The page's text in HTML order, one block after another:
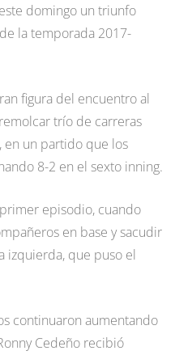
domingo un triunfo
la temporada 2017-
figura del encuentro al
trío de carreras
un partido que los
8-2 en el sexto inning.
episodio, cuando
en base y sacudir
izquierda, que puso el
continuaron aumentando
Cedeño recibió